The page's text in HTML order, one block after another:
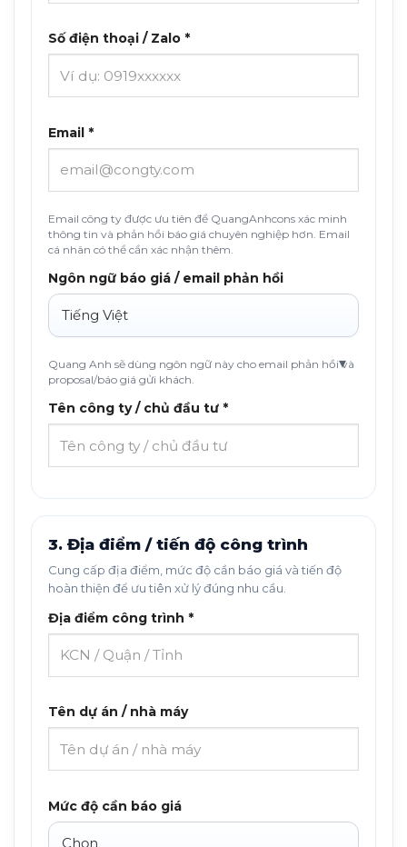
Số điện thoại / Zalo *
Email *
Email công ty được ưu tiên để QuangAnhcons xác minh
thông tin và phản hồi báo giá chuyên nghiệp hơn. Email
cá nhân có thể cần xác nhận thêm.
Ngôn ngữ báo giá / email phản hồi
Quang Anh sẽ dùng ngôn ngữ này cho email phản hồi và
proposal/báo giá gửi khách.
Tên công ty / chủ đầu tư *
3. Địa điểm / tiến độ công trình
Cung cấp địa điểm, mức độ cần báo giá và tiến độ
hoàn thiện để ưu tiên xử lý đúng nhu cầu.
Địa điểm công trình *
Tên dự án / nhà máy
Mức độ cần báo giá